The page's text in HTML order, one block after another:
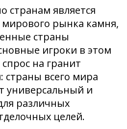
странам является
рынка камня,
страны
игроки в этом
на гранит
страны всего мира
универсальный и
различных
целей.